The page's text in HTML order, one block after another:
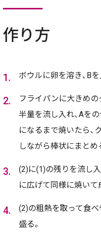
作り方
ボウルに卵を溶き、Bを
フライパンに大きめ
半量を流し入れ、Aを
になるまで焼いたら、
しながら棒状にまとめ
(2)に(1)の残りを流し
に広げて同様に焼いて
(2)の粗熱を取って食
盛る。